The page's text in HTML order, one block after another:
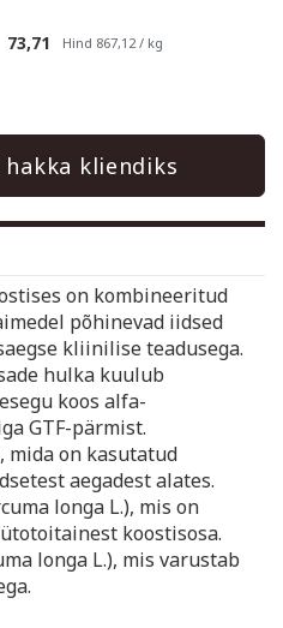
73,71 Hind 867,12 / kg
hakka kliendiks
on kombineeritud
põhinevad iidsed
kliinilise teadusega.
hulka kuulub
koos alfa-
GTF-pärmist.
mida on kasutatud
aegadest alates.
longa L.), mis on
koostisosa.
longa L.), mis varustab